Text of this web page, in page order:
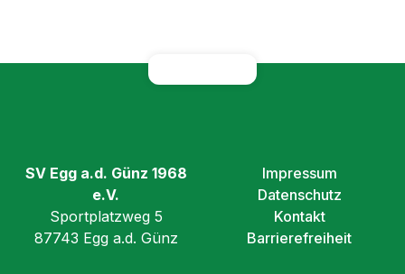
SV Egg a.d. Günz 1968
e.V.
Sportplatzweg 5
87743 Egg a.d. Günz
Impressum
Datenschutz
Kontakt
Barrierefreiheit